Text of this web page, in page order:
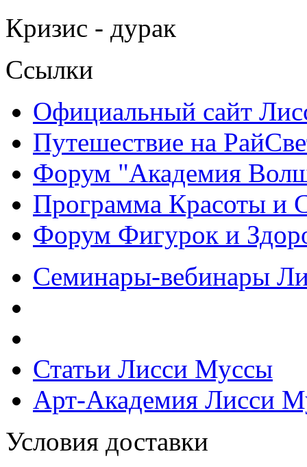
Кризис - дурак
Ссылки
Официальный сайт
Путешествие на
Форум "Академия
Программа Красоты и
Форум Фигурок и
Семинары-вебинары
Статьи Лисси Муссы
Арт-Академия Лисси
Условия доставки